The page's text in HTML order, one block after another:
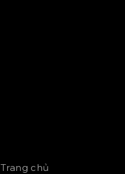
Trang chủ